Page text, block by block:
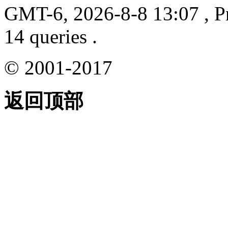
GMT-6, 2026-8-8 13:07 ,
14 queries .
© 2001-2017
返回顶部